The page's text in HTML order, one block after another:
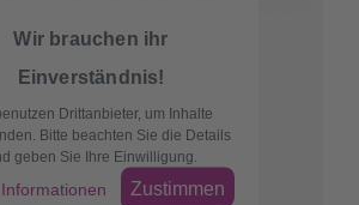
Wir brauchen ihr
Einverständnis!
Drittanbieter, um Inhalte
Bitte beachten Sie die Details
geben Sie Ihre Einwilligung.
Zustimmen